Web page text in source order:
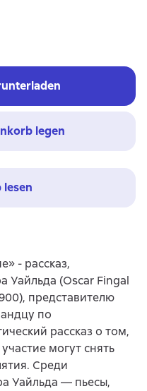
legen
lesen
- рассказ,
Уайльда (Oscar Fingal
представителю
по
рассказ о том,
могут снять
Среди
Уайльда — пьесы,